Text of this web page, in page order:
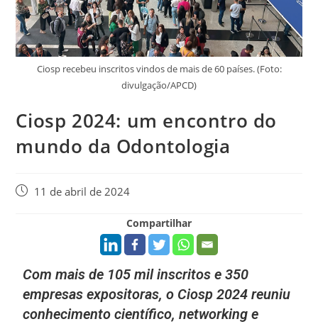
Ciosp recebeu inscritos vindos de mais de 60 países. (Foto:
divulgação/APCD)
Ciosp 2024: um encontro do
mundo da Odontologia
11 de abril de 2024
Compartilhar
Com mais de 105 mil inscritos e 350
empresas expositoras, o Ciosp 2024 reuniu
conhecimento científico, networking e